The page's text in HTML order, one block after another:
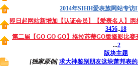
2014年SIHH爱表族网站专访
即日起网站新增加【认证会员】【爱表名人】两
3456..18
第二届【GO GO GO】格拉苏蒂GO版摄影比
...2
版块主题
[独家原创] 求大神鉴别朋友这块萧邦表的